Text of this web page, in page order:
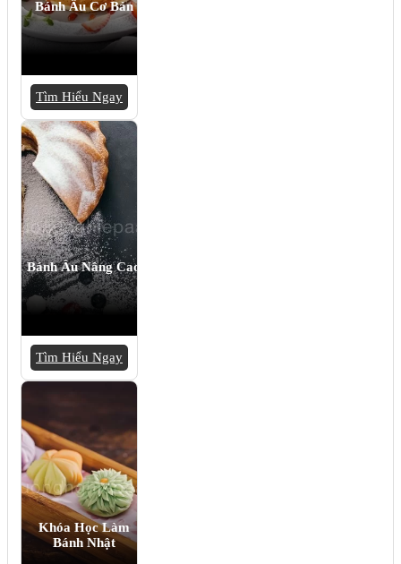
Bánh Âu Cơ Bản
Tìm Hiểu Ngay
Bánh Âu Nâng Cao
Tìm Hiểu Ngay
Khóa Học Làm
Bánh Nhật